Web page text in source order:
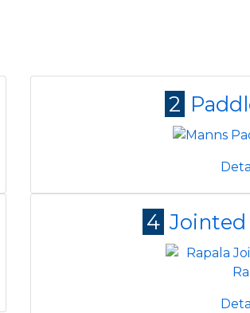
2
4 Jointed